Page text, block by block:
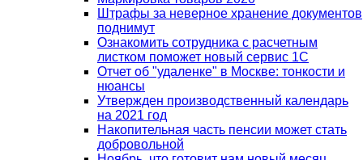
Штрафы за неверное хранение документов
поднимут
Ознакомить сотрудника с расчетным
листком поможет новый сервис 1С
Отчет об "удаленке" в Москве: тонкости и
нюансы
Утвержден производственный календарь
на 2021 год
Накопительная часть пенсии может стать
добровольной